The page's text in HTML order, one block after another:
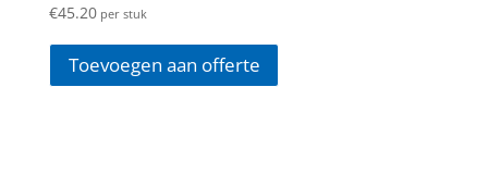
€45.20per stuk
Toevoegen aan offerte